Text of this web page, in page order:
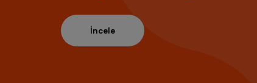
İncele